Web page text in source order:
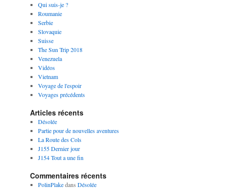
Qui suis-je ?
Roumanie
Serbie
Slovaquie
Suisse
The Sun Trip 2018
Venezuela
Vidéos
Vietnam
Voyage de l'espoir
Voyages précédents
Articles récents
Désolée
Partie pour de nouvelles aventures
La Route des Cols
J155 Dernier jour
J154 Tout a une fin
Commentaires récents
PolinPlakedans Désolée